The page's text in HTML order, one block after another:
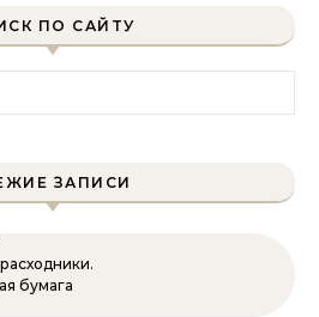
ПО САЙТУ
ЗАПИСИ
бумага